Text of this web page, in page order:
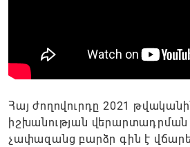
Հայ ժողովուրդը 2021
իշխանության
չափազանց բարձր գին է